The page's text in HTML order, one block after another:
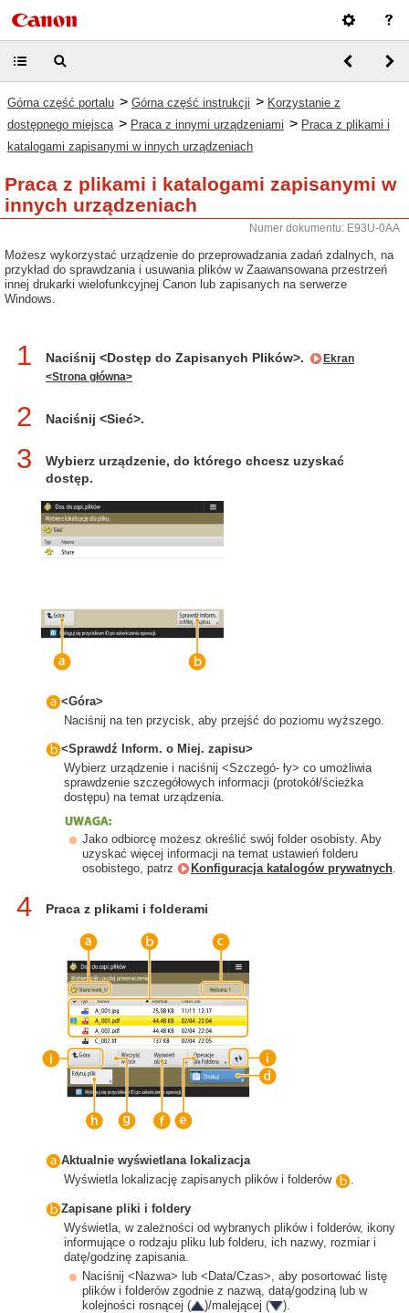
Górna część portalu > Górna część instrukcji > Korzystanie z
dostępnego miejsca > Praca z innymi urządzeniami > Praca z plikami i
katalogami zapisanymi w innych urządzeniach
Praca z plikami i katalogami zapisanymi w
innych urządzeniach
Numer dokumentu: E93U-0AA
Możesz wykorzystać urządzenie do przeprowadzania zadań zdalnych, na
przykład do sprawdzania i usuwania plików w Zaawansowana przestrzeń
innej drukarki wielofunkcyjnej Canon lub zapisanych na serwerze
Windows.
1 Naciśnij <Dostęp do Zapisanych Plików>.
Ekran
<Strona główna>
2 Naciśnij <Sieć>.
3
Wybierz urządzenie, do którego chcesz uzyskać
dostęp.
<Góra>
Naciśnij na ten przycisk, aby przejść do poziomu wyższego.
<Sprawdź Inform. o Miej. zapisu>
Wybierz urządzenie i naciśnij <Szczegó- ły> co umożliwia
sprawdzenie szczegółowych informacji (protokół/ścieżka
dostępu) na temat urządzenia.
Jako odbiorcę możesz określić swój folder osobisty. Aby
uzyskać więcej informacji na temat ustawień folderu
osobistego, patrz
Konfiguracja katalogów prywatnych.
4 Praca z plikami i folderami
Aktualnie wyświetlana lokalizacja
Wyświetla lokalizację zapisanych plików i folderów
.
Zapisane pliki i foldery
Wyświetla, w zależności od wybranych plików i folderów, ikony
informujące o rodzaju pliku lub folderu, ich nazwy, rozmiar i
datę/godzinę zapisania.
Naciśnij <Nazwa> lub <Data/Czas>, aby posortować listę
plików i folderów zgodnie z nazwą, datą/godziną lub w
kolejności rosnącej (
)/malejącej (
).